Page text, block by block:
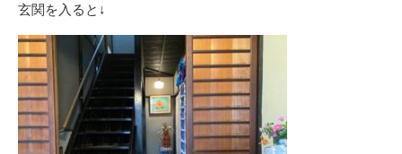
玄関を入ると↓